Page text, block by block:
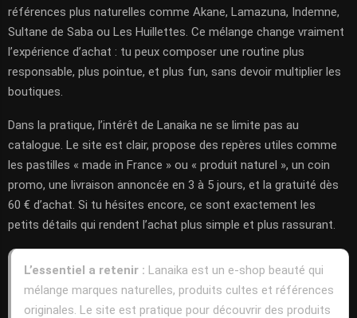
références plus naturelles comme Akane, Lamazuna, Indemne,
Sultane de Saba ou Les Huillettes. Ce mélange change vraiment
l’expérience d’achat : tu peux composer une routine plus
responsable, plus pointue, et plus fun, sans devoir multiplier les
boutiques.
Dans la pratique, l’intérêt de Lanaika ne se limite pas au
catalogue. Le site est clair, propose des repères utiles comme
les pastilles « made in France » ou « produit naturel », un coin
promo, une livraison annoncée en 3 à 5 jours, et la gratuité dès
60 € d’achat. Si tu hésites encore, ce sont exactement les
petits détails qui rendent l’achat plus simple et plus rassurant.
L’essentiel a retenir : Lanaika est un e-shop beauté qui
mélange marques naturelles, produits cultes et références
originales. Le site est pratique pour découvrir des produits